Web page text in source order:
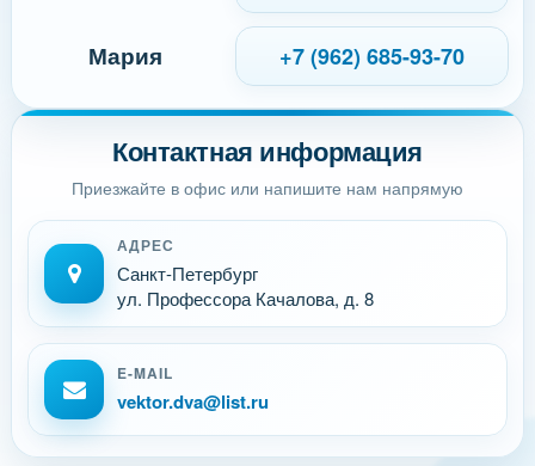
Контактная информация
Приезжайте в офис или напишите нам напрямую
АДРЕС
Санкт-Петербург
ул. Профессора Качалова, д. 8
E-MAIL
vektor.dva@list.ru
Мария +7 (962) 685-93-70